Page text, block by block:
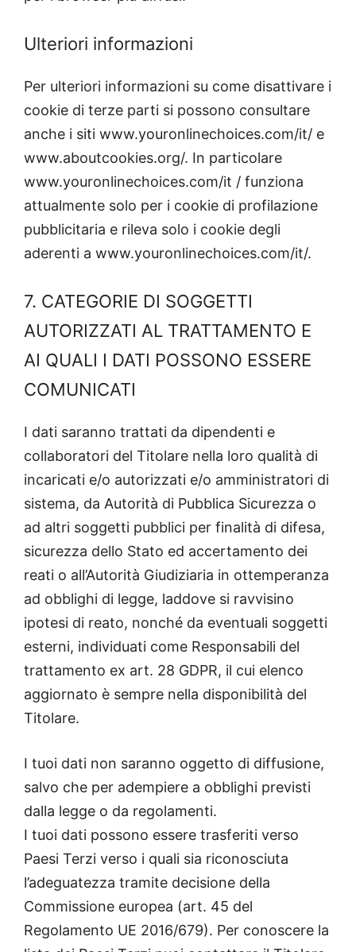
Ulteriori informazioni
Per ulteriori informazioni su come disattivare i
cookie di terze parti si possono consultare
anche i siti www.youronlinechoices.com/it/ e
www.aboutcookies.org/. In particolare
www.youronlinechoices.com/it / funziona
attualmente solo per i cookie di profilazione
pubblicitaria e rileva solo i cookie degli
aderenti a www.youronlinechoices.com/it/.
7. CATEGORIE DI SOGGETTI
AUTORIZZATI AL TRATTAMENTO E
AI QUALI I DATI POSSONO ESSERE
COMUNICATI
I dati saranno trattati da dipendenti e
collaboratori del Titolare nella loro qualità di
incaricati e/o autorizzati e/o amministratori di
sistema, da Autorità di Pubblica Sicurezza o
ad altri soggetti pubblici per finalità di difesa,
sicurezza dello Stato ed accertamento dei
reati o all’Autorità Giudiziaria in ottemperanza
ad obblighi di legge, laddove si ravvisino
ipotesi di reato, nonché da eventuali soggetti
esterni, individuati come Responsabili del
trattamento ex art. 28 GDPR, il cui elenco
aggiornato è sempre nella disponibilità del
Titolare.
I tuoi dati non saranno oggetto di diffusione,
salvo che per adempiere a obblighi previsti
dalla legge o da regolamenti.
I tuoi dati possono essere trasferiti verso
Paesi Terzi verso i quali sia riconosciuta
l’adeguatezza tramite decisione della
Commissione europea (art. 45 del
Regolamento UE 2016/679). Per conoscere la